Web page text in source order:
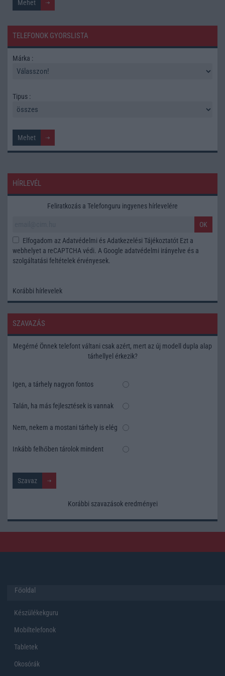
TELEFONOK GYORSLISTA
Márka :
Tipus :
HÍRLEVÉL
Feliratkozás a Telefonguru ingyenes hírlevelére
OK
Elfogadom az Adatvédelmi és Adatkezelési Tájékoztatót Ezt a
webhelyet a reCAPTCHA védi. A Google adatvédelmi irányelve és a
szolgáltatási feltételek érvényesek.
Korábbi hírlevelek
SZAVAZÁS
Megérné Önnek telefont váltani csak azért, mert az új modell dupla alap
tárhellyel érkezik?
Igen, a tárhely nagyon fontos
Talán, ha más fejlesztések is vannak
Nem, nekem a mostani tárhely is elég
Inkább felhőben tárolok mindent
Korábbi szavazások eredményei
Főoldal
Készülékekguru
Mobiltelefonok
Tabletek
Okosórák